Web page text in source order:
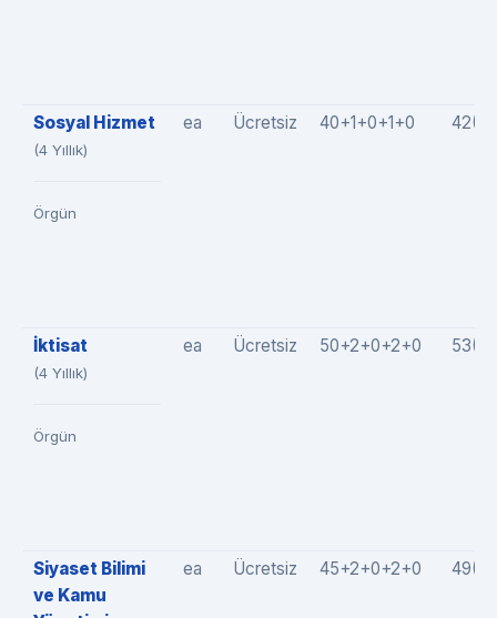
Sosyal Hizmet
(4 Yıllık)
Örgün
ea Ücretsiz 40+1+0+1+0
İktisat
(4 Yıllık)
Örgün
ea Ücretsiz 50+2+0+2+0
Siyaset Bilimi
ve Kamu
ea Ücretsiz 45+2+0+2+0